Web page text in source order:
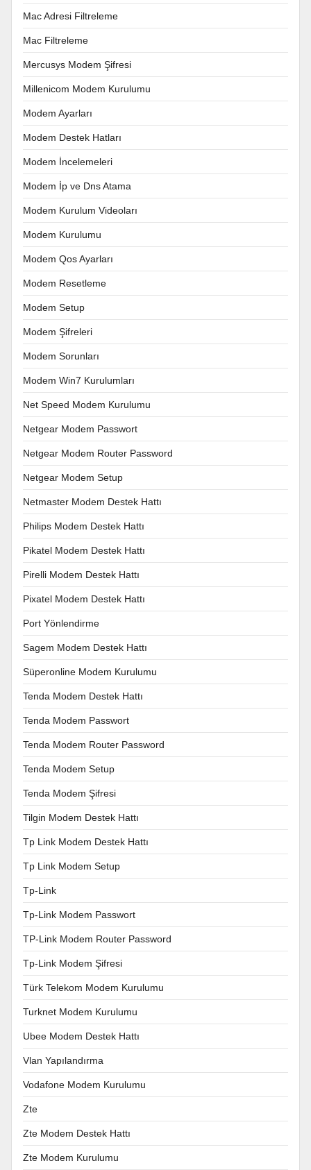
Mac Adresi Filtreleme
Mac Filtreleme
Mercusys Modem Şifresi
Millenicom Modem Kurulumu
Modem Ayarları
Modem Destek Hatları
Modem İncelemeleri
Modem İp ve Dns Atama
Modem Kurulum Videoları
Modem Kurulumu
Modem Qos Ayarları
Modem Resetleme
Modem Setup
Modem Şifreleri
Modem Sorunları
Modem Win7 Kurulumları
Net Speed Modem Kurulumu
Netgear Modem Passwort
Netgear Modem Router Password
Netgear Modem Setup
Netmaster Modem Destek Hattı
Philips Modem Destek Hattı
Pikatel Modem Destek Hattı
Pirelli Modem Destek Hattı
Pixatel Modem Destek Hattı
Port Yönlendirme
Sagem Modem Destek Hattı
Süperonline Modem Kurulumu
Tenda Modem Destek Hattı
Tenda Modem Passwort
Tenda Modem Router Password
Tenda Modem Setup
Tenda Modem Şifresi
Tilgin Modem Destek Hattı
Tp Link Modem Destek Hattı
Tp Link Modem Setup
Tp-Link
Tp-Link Modem Passwort
TP-Link Modem Router Password
Tp-Link Modem Şifresi
Türk Telekom Modem Kurulumu
Turknet Modem Kurulumu
Ubee Modem Destek Hattı
Vlan Yapılandırma
Vodafone Modem Kurulumu
Zte
Zte Modem Destek Hattı
Zte Modem Kurulumu